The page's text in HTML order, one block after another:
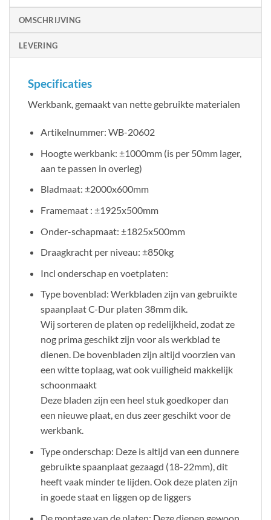
OMSCHRIJVING
LEVERING
Specificaties
Werkbank, gemaakt van nette gebruikte materialen
Artikelnummer: WB-20602
Hoogte werkbank: ±1000mm (is per 50mm lager,
aan te passen in overleg)
Bladmaat: ±2000x600mm
Framemaat : ±1925x500mm
Onder-schapmaat: ±1825x500mm
Draagkracht per niveau: ±850kg
Incl onderschap en voetplaten:
Type bovenblad: Werkbladen zijn van gebruikte
spaanplaat C-Dur platen 38mm dik.
Wij sorteren de platen op redelijkheid, zodat ze
nog prima geschikt zijn voor als werkblad te
dienen. De bovenbladen zijn altijd voorzien van
een witte toplaag, wat ook vuiligheid makkelijk
schoonmaakt
Deze bladen zijn een heel stuk goedkoper dan
een nieuwe plaat, en dus zeer geschikt voor de
werkbank.
Type onderschap: Deze is altijd van een dunnere
gebruikte spaanplaat gezaagd (18-22mm), dit
heeft vaak minder te lijden. Ook deze platen zijn
in goede staat en liggen op de liggers
De montage van de platen: Deze dienen gewoon